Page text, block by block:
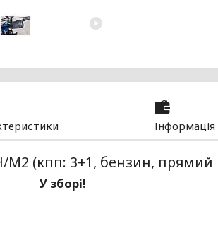
(кпп: 3+1, бензин, прямий
У зборі!